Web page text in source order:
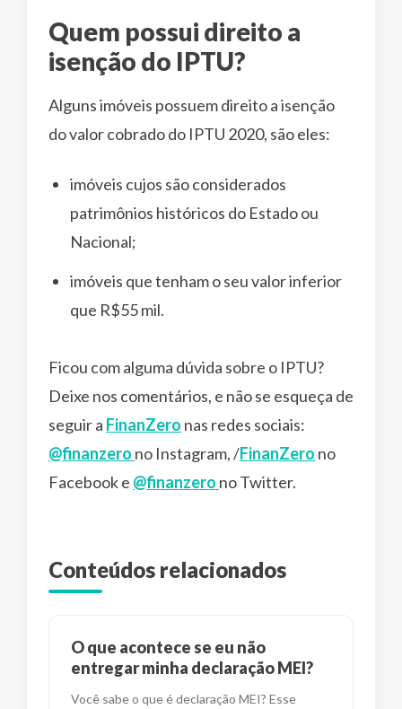
Quem possui direito a
isenção do IPTU?
Alguns imóveis possuem direito a isenção
do valor cobrado do IPTU 2020, são eles:
imóveis cujos são considerados
patrimônios históricos do Estado ou
Nacional;
imóveis que tenham o seu valor inferior
que R$55 mil.
Ficou com alguma dúvida sobre o IPTU?
Deixe nos comentários, e não se esqueça de
seguir a FinanZero nas redes sociais:
@finanzero no Instagram, /FinanZero no
Facebook e @finanzero no Twitter.
Conteúdos relacionados
O que acontece se eu não
entregar minha declaração MEI?
Você sabe o que é declaração MEI? Esse